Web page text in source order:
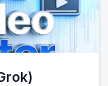
técnicas.
en el